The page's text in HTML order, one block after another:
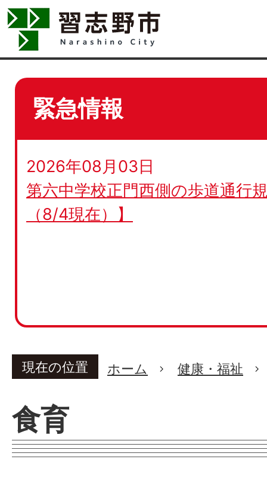
緊急情報
2026年08月03日
第六中学校正門西側の歩道通行
（8/4現在）】
現在の位置 ホーム 健康・福祉
食育